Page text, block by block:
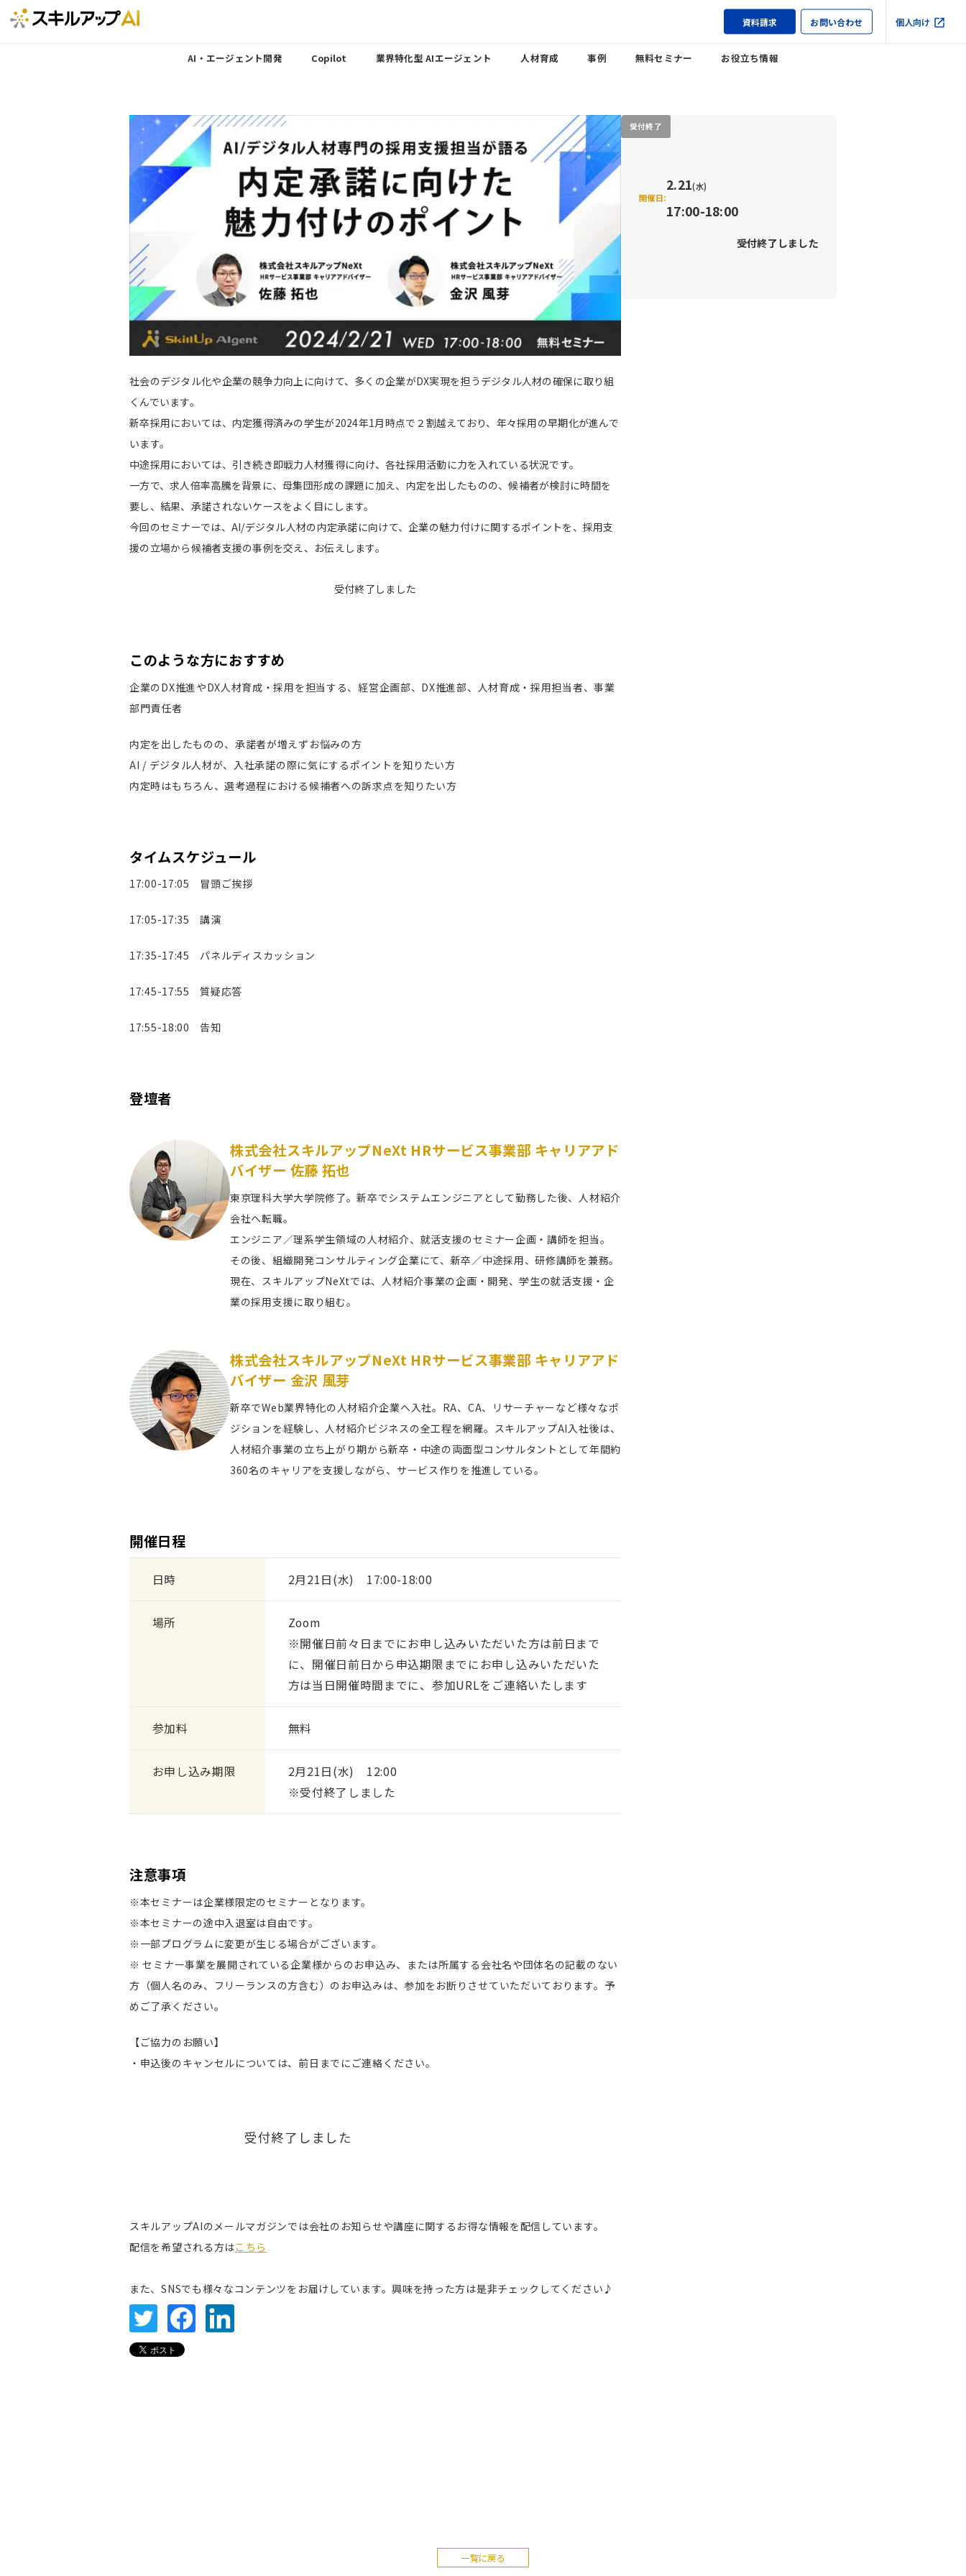
資料請求 お問い合わせ 個人向け
AI・エージェント開発 Copilot 業界特化型 AIエージェント 人材育成 事例 無料セミナー お役立ち情報
社会のデジタル化や企業の競争力向上に向けて、多くの企業がDX実現を担うデジタル人材の確保に取り組
くんでいます。
新卒採用においては、内定獲得済みの学生が2024年1月時点で２割越えており、年々採用の早期化が進んで
います。
中途採用においては、引き続き即戦力人材獲得に向け、各社採用活動に力を入れている状況です。
一方で、求人倍率高騰を背景に、母集団形成の課題に加え、内定を出したものの、候補者が検討に時間を
要し、結果、承諾されないケースをよく目にします。
今回のセミナーでは、AI/デジタル人材の内定承諾に向けて、企業の魅力付けに関するポイントを、採用支
援の立場から候補者支援の事例を交え、お伝えします。
受付終了しました
このような方におすすめ
企業のDX推進やDX人材育成・採用を担当する、経営企画部、DX推進部、人材育成・採用担当者、事業
部門責任者
内定を出したものの、承諾者が増えずお悩みの方
AI / デジタル人材が、入社承諾の際に気にするポイントを知りたい方
内定時はもちろん、選考過程における候補者への訴求点を知りたい方
タイムスケジュール
17:00-17:05 冒頭ご挨拶
17:05-17:35 講演
17:35-17:45 パネルディスカッション
17:45-17:55 質疑応答
17:55-18:00 告知
登壇者
株式会社スキルアップNeXt HRサービス事業部 キャリアアド
バイザー 佐藤 拓也
東京理科大学大学院修了。新卒でシステムエンジニアとして勤務した後、人材紹介
会社へ転職。
エンジニア／理系学生領域の人材紹介、就活支援のセミナー企画・講師を担当。
その後、組織開発コンサルティング企業にて、新卒／中途採用、研修講師を兼務。
現在、スキルアップNeXtでは、人材紹介事業の企画・開発、学生の就活支援・企
業の採用支援に取り組む。
株式会社スキルアップNeXt HRサービス事業部 キャリアアド
バイザー 金沢 風芽
新卒でWeb業界特化の人材紹介企業へ入社。RA、CA、リサーチャーなど様々なポ
ジションを経験し、人材紹介ビジネスの全工程を網羅。スキルアップAI入社後は、
人材紹介事業の立ち上がり期から新卒・中途の両面型コンサルタントとして年間約
360名のキャリアを支援しながら、サービス作りを推進している。
開催日程
日時 2月21日(水) 17:00-18:00
場所
Zoom
※開催日前々日までにお申し込みいただいた方は前日まで
に、開催日前日から申込期限までにお申し込みいただいた
方は当日開催時間までに、参加URLをご連絡いたします
参加料 無料
お申し込み期限
2月21日(水) 12:00
※受付終了しました
注意事項
※本セミナーは企業様限定のセミナーとなります。
※本セミナーの途中入退室は自由です。
※一部プログラムに変更が生じる場合がございます。
※ セミナー事業を展開されている企業様からのお申込み、または所属する会社名や団体名の記載のない
方（個人名のみ、フリーランスの方含む）のお申込みは、参加をお断りさせていただいております。予
めご了承ください。
【ご協力のお願い】
・申込後のキャンセルについては、前日までにご連絡ください。
受付終了しました
スキルアップAIのメールマガジンでは会社のお知らせや講座に関するお得な情報を配信しています。
配信を希望される方はこちら
また、SNSでも様々なコンテンツをお届けしています。興味を持った方は是非チェックしてください♪
受付終了
開催日:
2.21(水)
17:00-18:00
受付終了しました
一覧に戻る